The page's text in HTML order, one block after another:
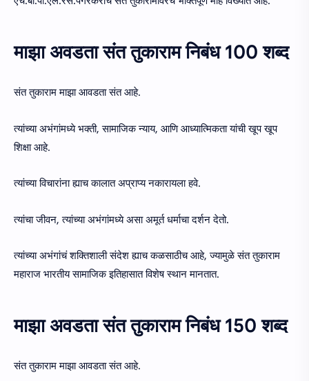
माझा अवडता संत तुकाराम निबंध 100 शब्द
संत तुकाराम माझा आवडता संत आहे.
त्यांच्या अभंगांमध्ये भक्ती, सामाजिक न्याय, आणि आध्यात्मिकता यांची खूप खूप
शिक्षा आहे.
त्यांच्या विचारांना ह्याच कालात अप्राप्य नकारायला हवे.
त्यांचा जीवन, त्यांच्या अभंगांमध्ये असा अमूर्त धर्माचा दर्शन देतो.
त्यांच्या अभंगांचं शक्तिशाली संदेश ह्याच कळसाठीच आहे, ज्यामुळे संत तुकाराम
महाराज भारतीय सामाजिक इतिहासात विशेष स्थान मानतात.
माझा अवडता संत तुकाराम निबंध 150 शब्द
संत तुकाराम माझा आवडता संत आहे.